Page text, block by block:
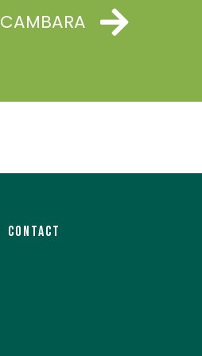
CAMBARA
CONTACT